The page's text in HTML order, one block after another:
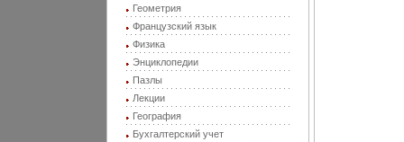
Геометрия
Французский язык
Физика
Энциклопедии
Пазлы
Лекции
География
Бухгалтерский учет